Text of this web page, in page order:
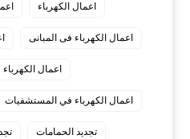
اعمال الكهرباء
اعمال الكهرباء فى المبانى
اعمال
اعمال الكهرباء في المستشفيات
تجديد الحمامات